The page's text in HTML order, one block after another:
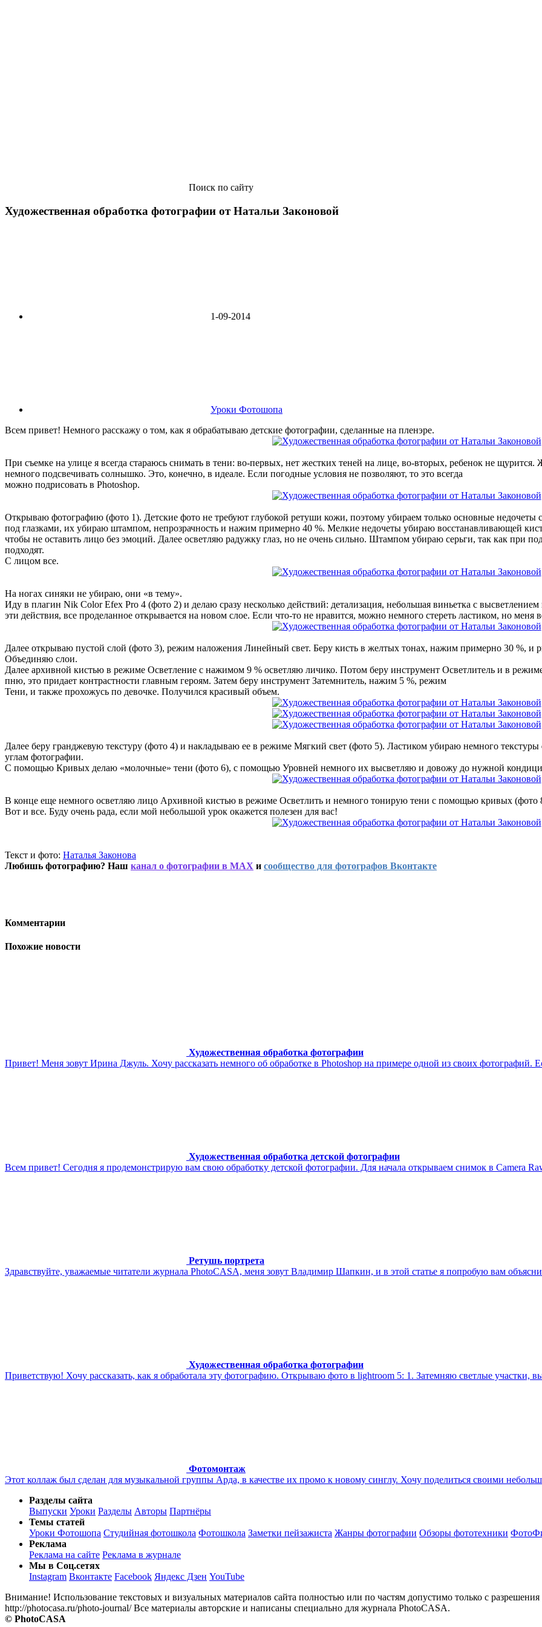
Поиск по сайту
Художественная обработка фотографии от Натальи Законовой
1-09-2014
Уроки Фотошопа
Всем привет! Немного расскажу о том, как я обрабатываю детские фотографии, сделанные на пленэре.
При съемке на улице я всегда стараюсь снимать в тени: во‑первых, нет жестких теней на лице, во‑вторых, ребенок не щурится.
немного подсвечивать солнышко. Это, конечно, в идеале. Если погодные условия не позволяют, то это всегда
можно подрисовать в Photoshop.
Открываю фотографию (фото 1). Детские фото не требуют глубокой ретуши кожи, поэтому убираем только основные недочеты
под глазками, их убираю штампом, непрозрачность и нажим примерно 40 %. Мелкие недочеты убираю восстанавливающей
чтобы не оставить лицо без эмоций. Далее осветляю радужку глаз, но не очень сильно. Штампом убираю серьги, так как при
подходят.
С лицом все.
На ногах синяки не убираю, они «в тему».
Иду в плагин Nik Color Efex Pro 4 (фото 2) и делаю сразу несколько действий: детализация, небольшая виньетка с
эти действия, все проделанное открывается на новом слое. Если что-то не нравится, можно немного стереть ластиком, но меня
Далее открываю пустой слой (фото 3), режим наложения Линейный свет. Беру кисть в желтых тонах, нажим примерно 30 %, и
Объединяю слои.
Далее архивной кистью в режиме Осветление с нажимом 9 % осветляю личико. Потом беру инструмент Осветлитель и в
пню, это придает контрастности главным героям. Затем беру инструмент Затемнитель, нажим 5 %, режим
Тени, и также прохожусь по девочке. Получился красивый объем.
Далее беру гранджевую текстуру (фото 4) и накладываю ее в режиме Мягкий свет (фото 5). Ластиком убираю немного
углам фотографии.
С помощью Кривых делаю «молочные» тени (фото 6), с помощью Уровней немного их высветляю и довожу до нужной
В конце еще немного осветляю лицо Архивной кистью в режиме Осветлить и немного тонирую тени с помощью кривых (фото
Вот и все. Буду очень рада, если мой небольшой урок окажется полезен для вас!
Текст и фото: Наталья Законова
Любишь фотографию? Наш канал о фотографии в MAX и сообщество для фотографов Вконтакте
Комментарии
Похожие новости
Художественная обработка фотографии
Привет! Меня зовут Ирина Джуль. Хочу рассказать немного об обработке в Photoshop на примере одной из своих фотографий.
Художественная обработка детской фотографии
Всем привет! Сегодня я продемонстрирую вам свою обработку детской фотографии. Для начала открываем снимок в Camera
Ретушь портрета
Здравствуйте, уважаемые читатели журнала PhotoCASA, меня зовут Владимир Шапкин, и в этой статье я попробую вам
Художественная обработка фотографии
Приветствую! Хочу рассказать, как я обработала эту фотографию. Открываю фото в lightroom 5: 1. Затемняю светлые участки,
Фотомонтаж
Этот коллаж был сделан для музыкальной группы Арда, в качестве их промо к новому синглу. Хочу поделиться своими
Разделы сайта
Выпуски Уроки Разделы Авторы Партнёры
Темы статей
Уроки Фотошопа Студийная фотошкола Фотошкола Заметки пейзажиста Жанры фотографии Обзоры фототехники
Реклама
Реклама на сайте Реклама в журнале
Мы в Соц.сетях
Instagram Вконтакте Facebook Яндекс Дзен YouTube
Внимание! Использование текстовых и визуальных материалов сайта полностью или по частям допустимо только с
http://photocasa.ru/photo-journal/ Все материалы авторские и написаны специально для журнала PhotoCASA.
© PhotoCASA